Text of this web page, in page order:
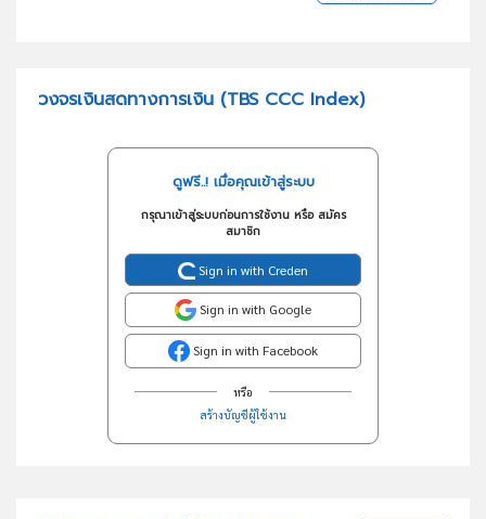
วงจรเงินสดทางการเงิน (TBS CCC Index)
ดูฟรี..! เมื่อคุณเข้าสู่ระบบ
กรุณาเข้าสู่ระบบก่อนการใช้งาน หรือ สมัคร
สมาชิก
Sign in with Creden
Sign in with Google
Sign in with Facebook
หรือ
สร้างบัญชีผู้ใช้งาน